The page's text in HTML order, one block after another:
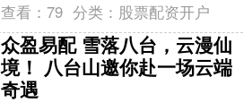
查看：79 分类： 股票配资开户
众盈易配 雪落八台，云漫仙
境！ 八台山邀你赴一场云端
奇遇